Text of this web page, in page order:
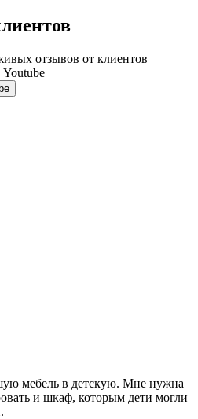
отзывов от клиентов
мебель в детскую. Мне нужна
и шкаф, которым дети могли